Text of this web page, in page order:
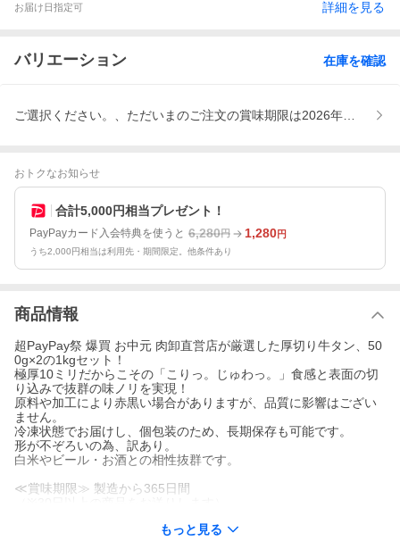
お届け日指定可 詳細を見る
バリエーション 在庫を確認
ご選択ください。、ただいまのご注文の賞味期限は2026年10月15
おトクなお知らせ
合計5,000円相当プレゼント！
PayPayカード入会特典を使うと 6,280円 1,280円
うち2,000円相当は利用先・期間限定。他条件あり
商品情報
超PayPay祭 爆買 お中元 肉卸直営店が厳選した厚切り牛タン、50
0g×2の1kgセット！
極厚10ミリだからこその「こりっ。じゅわっ。」食感と表面の切
り込みで抜群の味ノリを実現！
原料や加工により赤黒い場合がありますが、品質に影響はござい
ません。
冷凍状態でお届けし、個包装のため、長期保存も可能です。
形が不ぞろいの為、訳あり。
白米やビール・お酒との相性抜群です。
≪賞味期限≫ 製造から365日間
父の日やお中元、お歳暮のギフトや贈り物としても人気
もっと見る